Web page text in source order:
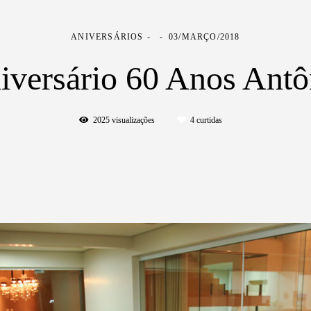
ANIVERSÁRIOS 03/MARÇO/2018
60 Anos
2025visualizações 4curtidas